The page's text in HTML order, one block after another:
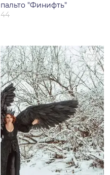
пальто "Финифть"
44